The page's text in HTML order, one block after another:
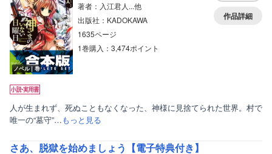
ノベル｜巻
著者：入江君人...他
出版社：KADOKAWA
1635ページ
1巻購入：3,474ポイント
作品詳細
人が生まれず、死ぬこともなくなった、神様に見捨てられた世界。村で
唯一の“墓守”…もっと見る
さあ、脱獄を始めましょう【電子特典付き】